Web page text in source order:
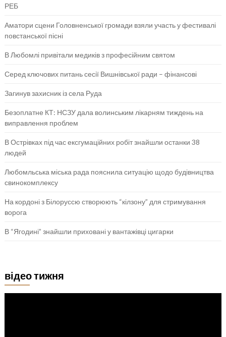
РЕБ
Аматори сцени Головненської громади взяли участь у фестивалі
повстанської пісні
В Любомлі привітали медиків з професійним святом
Серед ключових питань сесії Вишнівської ради – фінансові
Загинув захисник із села Руда
Безоплатне КТ: НСЗУ дала волинським лікарням тиждень на
виправлення проблем
В Острівках під час ексгумаційних робіт знайшли останки 38
людей
Любомльська міська рада пояснила ситуацію щодо будівництва
свинокомплексу
На кордоні з Білоруссю створюють “кілзону” для стримування
ворога
В “Ягодині” знайшли приховані у вантажівці цигарки
відео тижня